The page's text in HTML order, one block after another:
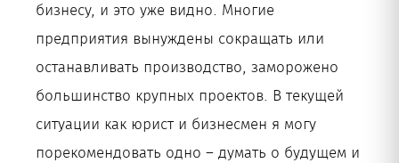
бизнесу, и это уже видно. Многие
предприятия вынуждены сокращать или
останавливать производство, заморожено
большинство крупных проектов. В текущей
ситуации как юрист и бизнесмен я могу
порекомендовать одно – думать о будущем и